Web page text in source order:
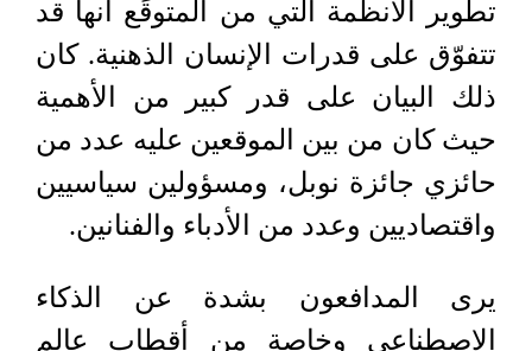
تطوير الأنظمة التي من المتوقَع أنها قد
تتفوّق على قدرات الإنسان الذهنية. كان
ذلك البيان على قدر كبير من الأهمية
حيث كان من بين الموقعين عليه عدد من
حائزي جائزة نوبل، ومسؤولين سياسيين
واقتصاديين وعدد من الأدباء والفنانين.
يرى المدافعون بشدة عن الذكاء
الاصطناعي وخاصة من أقطاب عالم